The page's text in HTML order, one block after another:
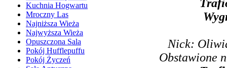
Kuchnia Hogwartu
Mroczny Las
Najniższa Wieża
Najwyższa Wieża
Opuszczona Sala
Pokój Hufflepuffu
Pokój Życzeń
Nick:
Obstawione